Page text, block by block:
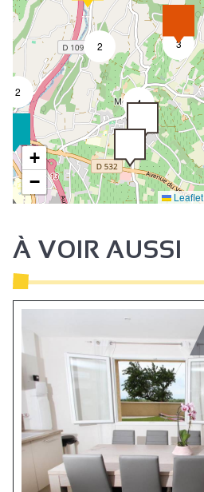
2
3
4
2
+
−
Leaflet
À VOIR AUSSI